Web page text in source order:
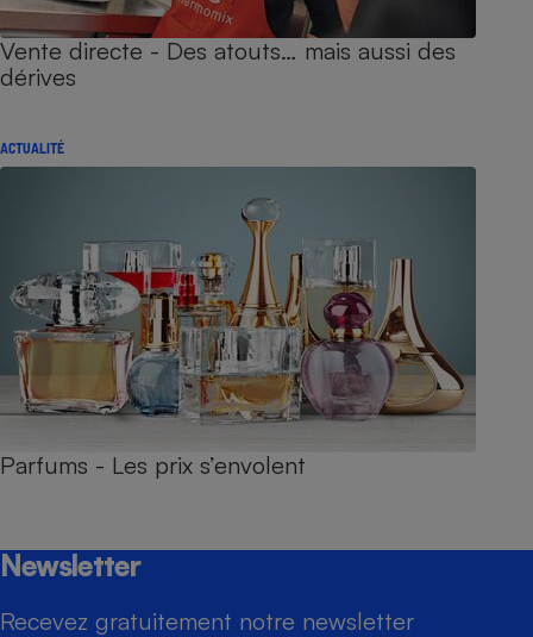
Vente directe - Des atouts… mais aussi des
dérives
ACTUALITÉ
Parfums - Les prix s’envolent
Newsletter
Recevez gratuitement notre newsletter